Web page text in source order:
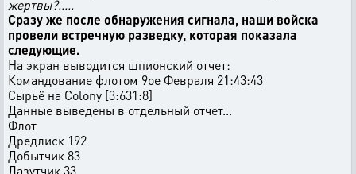
жертвы?.....
Сразу же после обнаружения сигнала, наши войска
провели встречную разведку, которая показала
следующие.
На экран выводится шпионский отчет:
Командование флотом 9ое Февраля 21:43:43
Сырьё на Colony [3:631:8]
Данные выведены в отдельный отчет...
Флот
Дредлиск 192
Добытчик 83
Лазутчик 33